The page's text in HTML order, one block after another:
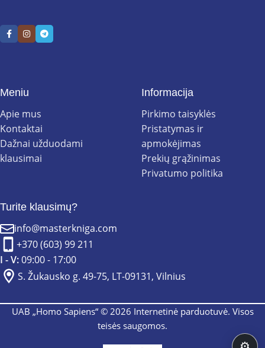
Meniu
Apie mus
Kontaktai
Dažnai užduodami
klausimai
Informacija
Pirkimo taisyklės
Pristatymas ir
apmokėjimas
Prekių grąžinimas
Privatumo politika
Turite klausimų?
info@masterkniga.com
+370 (603) 99 211
I - V:09:00 - 17:00
S. Žukausko g. 49-75, LT-09131, Vilnius
UAB „Homo Sapiens“ © 2026 Internetinė parduotuvė. Visos
teisės saugomos.